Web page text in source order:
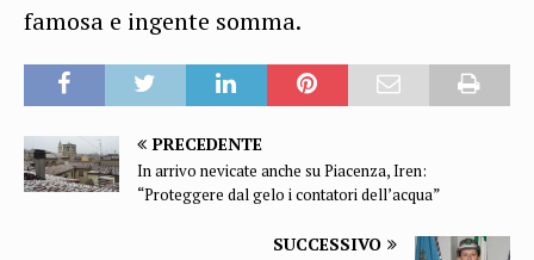
famosa e ingente somma.
PRECEDENTE
In arrivo nevicate anche su Piacenza, Iren:
“Proteggere dal gelo i contatori dell’acqua”
SUCCESSIVO